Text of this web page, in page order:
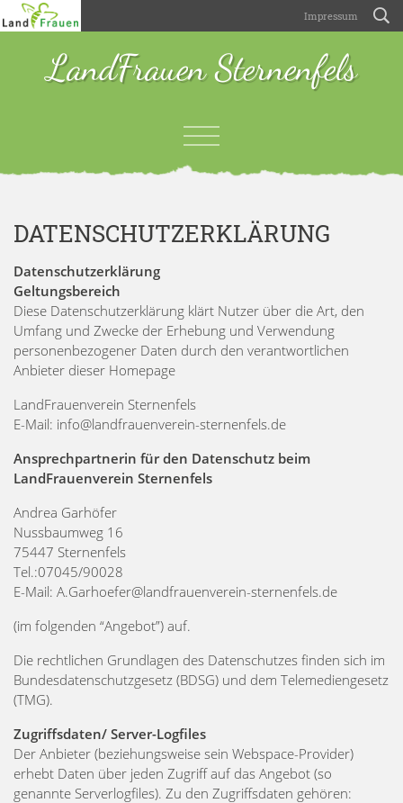
Impressum
LandFrauen Sternenfels
DATENSCHUTZERKLÄRUNG
Datenschutzerklärung
Geltungsbereich
Diese Datenschutzerklärung klärt Nutzer über die Art, den
Umfang und Zwecke der Erhebung und Verwendung
personenbezogener Daten durch den verantwortlichen
Anbieter dieser Homepage
LandFrauenverein Sternenfels
E-Mail: info@landfrauenverein-sternenfels.de
Ansprechpartnerin für den Datenschutz beim
LandFrauenverein Sternenfels
Andrea Garhöfer
Nussbaumweg 16
75447 Sternenfels
Tel.:07045/90028
E-Mail: A.Garhoefer@landfrauenverein-sternenfels.de
(im folgenden “Angebot”) auf.
Die rechtlichen Grundlagen des Datenschutzes finden sich im
Bundesdatenschutzgesetz (BDSG) und dem Telemediengesetz
(TMG).
Zugriffsdaten/ Server-Logfiles
Der Anbieter (beziehungsweise sein Webspace-Provider)
erhebt Daten über jeden Zugriff auf das Angebot (so
genannte Serverlogfiles). Zu den Zugriffsdaten gehören: